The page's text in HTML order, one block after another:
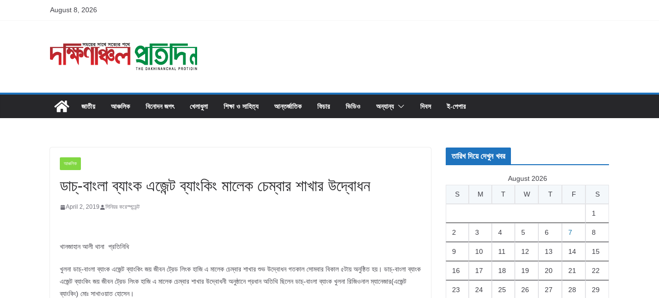
August 8, 2026
জাতীয় আঞ্চলিক বিনোদন জগৎ খেলাধুলা শিক্ষা ও সাহিত্য আন্তর্জাতিক ফিচার ভিডিও অন্যান্য দিবস ই-পেপার
আঞ্চলিক
ডাচ্-বাংলা ব্যাংক এজেন্ট ব্যাংকিং মালেক চেম্বার শাখার উদ্বোধন
April 2, 2019 সিনিয়র করেস্পন্ডেন্ট
খানজাহান আলী থানা প্রতিনিধি
খুলনা ডাচ্-বাংলা ব্যাংক এজেন্ট ব্যাংকিং জয় জীবন ট্রেড লিংক হাজি এ মালেক চেম্বার শাখার শুভ উদ্বোধন গতকাল সোমবার বিকাল ৫টায় অনুষ্ঠিত হয়। ডাচ্-বাংলা ব্যাংক
এজেন্ট ব্যাংকিং জয় জীবন ট্রেড লিংক হাজি এ মালেক চেম্বার শাখার উদ্বোধনী অনুষ্ঠানে প্রধান অতিথি ছিলেন ডাচ্-বাংলা ব্যাংক খুলনা রিজিওনাল ম্যানেজার(এজেন্ট
ব্যাংকিং) মোঃ সাখাওয়াত হোসেন।
তারিখ দিয়ে দেখুন খবর
August 2026
S
M T W T F S
1
2 3 4 5 6 7 8
9 10 11 12 13 14 15
16 17 18 19 20 21 22
23 24 25 26 27 28 29